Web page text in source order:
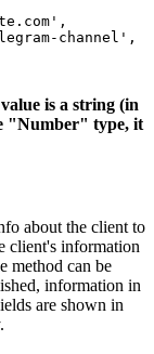
channel',
is a string (in
"Number" type, it
about the client to
client's information
method can be
information in
are shown in